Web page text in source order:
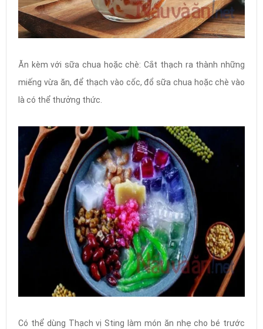
Ăn kèm với sữa chua hoặc chè: Cắt thạch ra thành những
miếng vừa ăn, để thạch vào cốc, đổ sữa chua hoặc chè vào
là có thể thưởng thức.
Có thể dùng Thạch vị Sting làm món ăn nhẹ cho bé trước